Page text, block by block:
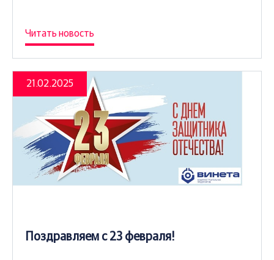
Читать новость
21.02.2025
Поздравляем с 23 февраля!